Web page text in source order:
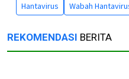
Hantavirus Wabah
REKOMENDASI BERITA